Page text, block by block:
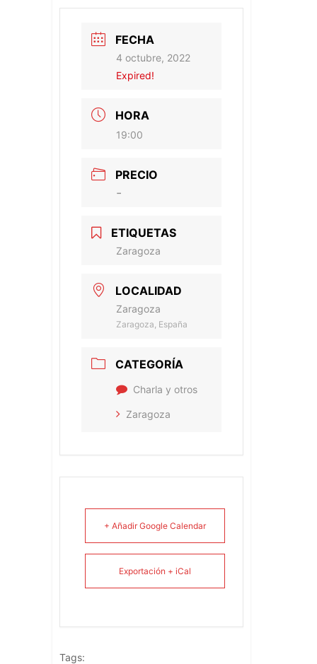
FECHA
4 octubre, 2022
Expired!
HORA
19:00
PRECIO
-
ETIQUETAS
Zaragoza
LOCALIDAD
Zaragoza
Zaragoza, España
CATEGORÍA
Charla y otros
Zaragoza
+ Añadir Google Calendar
Exportación + iCal
Tags: